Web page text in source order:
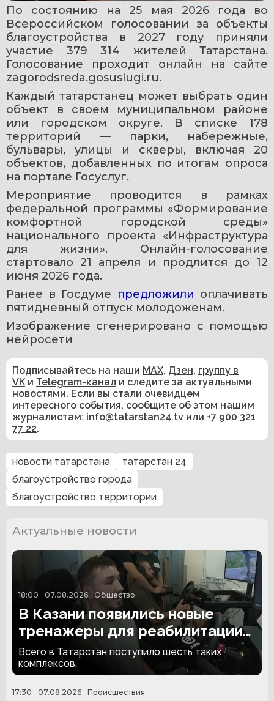
По состоянию на 25 мая 2026 года во
Всероссийском голосовании за объекты
благоустройства в 2027 году приняли
участие 379 314 жителей Татарстана.
Голосование проходит онлайн на сайте
zagorodsreda.gosuslugi.ru.
Каждый татарстанец может выбрать один
объект в своем муниципальном районе
или городском округе. В списке 178
территорий — парки, набережные,
бульвары, улицы и скверы, включая 20
объектов, добавленных по итогам опроса
на портале Госуслуг.
Мероприятие проводится в рамках
федеральной программы «Формирование
комфортной городской среды»
национального проекта «Инфраструктура
для жизни». Онлайн-голосование
стартовало 21 апреля и продлится до 12
июня 2026 года.
Ранее в Госдуме предложили оплачивать
пятидневный отпуск молодоженам.
Изображение сгенерировано с помощью
нейросети
Подписывайтесь на наши MAX, Дзен, группу в
VK и Telegram-канал и следите за актуальными
новостями. Если вы стали очевидцем
интересного события, сообщите об этом нашим
журналистам: info@tatarstan24.tv или +7 900 321
77 22.
новости татарстана
татарстан 24
благоустройство города
благоустройство территории
Актуальные новости
18:00 07.08.2026 Общество
В Казани появились новые
тренажеры для реабилитации
людей с ампутациями
Всего в Татарстан поступило шесть таких
комплексов,
17:30 07.08.2026 Происшествия